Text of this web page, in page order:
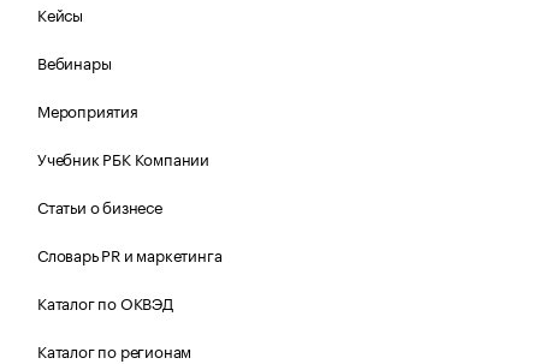
Кейсы
Вебинары
Мероприятия
Учебник РБК Компании
Статьи о бизнесе
Словарь PR и маркетинга
Каталог по ОКВЭД
Каталог по регионам